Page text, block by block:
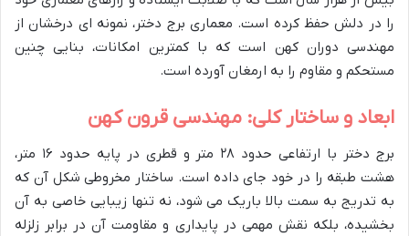
را در دلش حفظ کرده است. معماری برج دختر، نمونه ای درخشان از
مهندسی دوران کهن است که با کمترین امکانات، بنایی چنین
مستحکم و مقاوم را به ارمغان آورده است.
ابعاد و ساختار کلی: مهندسی قرون کهن
برج دختر با ارتفاعی حدود ۲۸ متر و قطری در پایه حدود ۱۶ متر،
هشت طبقه را در خود جای داده است. ساختار مخروطی شکل آن که
به تدریج به سمت بالا باریک می شود، نه تنها زیبایی خاصی به آن
بخشیده، بلکه نقش مهمی در پایداری و مقاومت آن در برابر زلزله